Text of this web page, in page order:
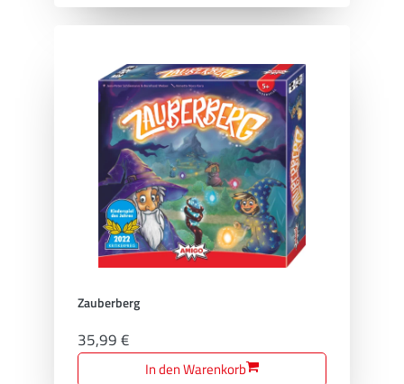
Zauberberg
35,99 €
In den Warenkorb